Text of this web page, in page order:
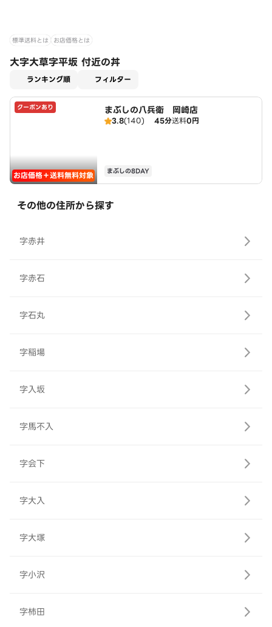
標準送料とは お店価格とは
大字大草字平坂 付近の丼
ランキング順 フィルター
クーポンあり
お店価格＋送料無料対象
まぶしの八兵衛 岡崎店
3.8(140) 45分送料0円
まぶしの8DAY
その他の住所から探す
字赤井
字赤石
字石丸
字稲場
字入坂
字馬不入
字会下
字大入
字大塚
字小沢
字柿田